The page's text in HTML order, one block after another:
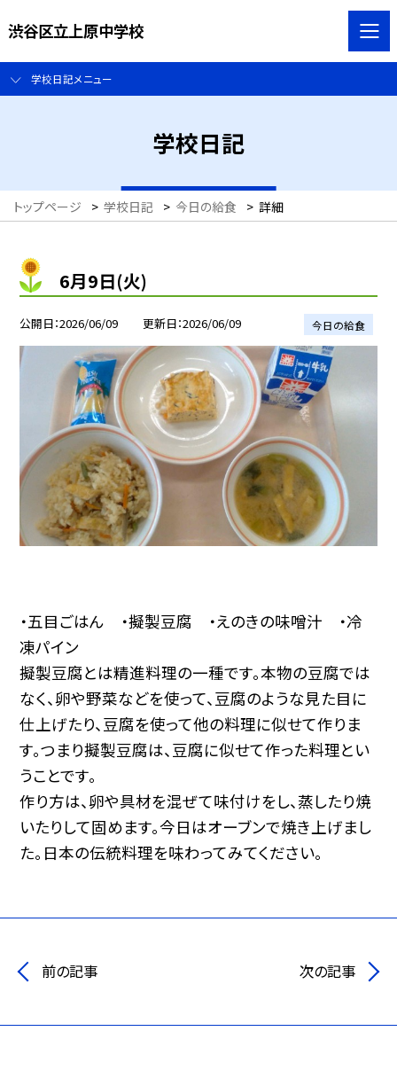
渋谷区立上原中学校
学校日記メニュー
学校日記
トップページ > 学校日記 > 今日の給食 > 詳細
6月9日(火)
公開日 2026/06/09 更新日 2026/06/09 今日の給食
・五目ごはん ・擬製豆腐 ・えのきの味噌汁 ・冷
凍パイン
擬製豆腐とは精進料理の一種です。本物の豆腐では
なく、卵や野菜などを使って、豆腐のような見た目に
仕上げたり、豆腐を使って他の料理に似せて作りま
す。つまり擬製豆腐は、豆腐に似せて作った料理とい
うことです。
作り方は、卵や具材を混ぜて味付けをし、蒸したり焼
いたりして固めます。今日はオーブンで焼き上げまし
た。日本の伝統料理を味わってみてください。
前の記事 次の記事